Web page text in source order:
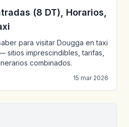
(8 DT), Horarios,
para visitar Dougga en taxi
imprescindibles, tarifas,
combinados.
15 mar 2026